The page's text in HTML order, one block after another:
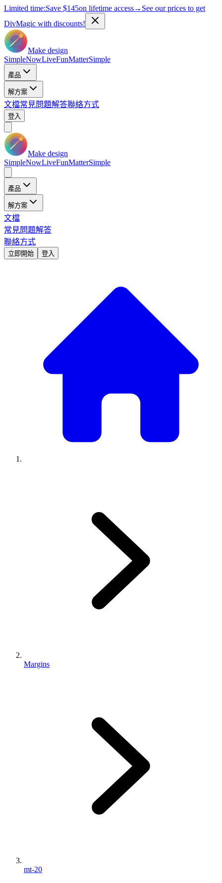
Limited time:Save $145on lifetime access→ See our prices to get
DivMagic with discounts!
Make design
SimpleNowLiveFunMatterSimple
產品
解方案
文檔常見問題解答聯絡方式
登入
Make design
SimpleNowLiveFunMatterSimple
產品
解方案
文檔
常見問題解答
聯絡方式
立即開始 登入
Margins
mt-20